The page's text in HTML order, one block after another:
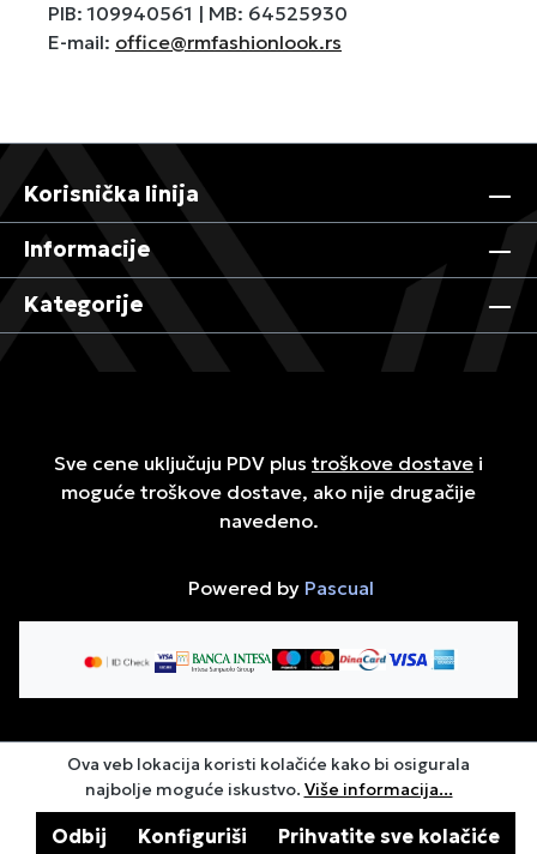
PIB: 109940561 | MB: 64525930
E-mail: office@rmfashionlook.rs
Korisnička linija
Informacije
Kategorije
Sve cene uključuju PDV plus troškove dostave i
moguće troškove dostave, ako nije drugačije
navedeno.
Powered by Pascual
Ova veb lokacija koristi kolačiće kako bi osigurala
najbolje moguće iskustvo. Više informacija...
Odbij Konfiguriši Prihvatite sve kolačiće